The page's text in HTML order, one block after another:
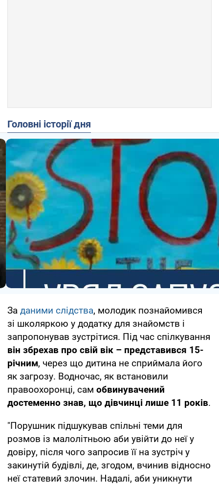
Головні історії дня
За даними слідства, молодик познайомився
зі школяркою у додатку для знайомств і
запропонував зустрітися. Під час спілкування
він збрехав про свій вік – представився 15-
річним, через що дитина не сприймала його
як загрозу. Водночас, як встановили
правоохоронці, сам обвинувачений
достеменно знав, що дівчинці лише 11 років.
"Порушник підшукував спільні теми для
розмов із малолітньою аби увійти до неї у
довіру, після чого запросив її на зустріч у
закинутій будівлі, де, згодом, вчинив відносно
неї статевий злочин. Надалі, аби уникнути